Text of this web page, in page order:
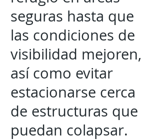
seguras hasta que
las condiciones de
visibilidad mejoren,
así como evitar
estacionarse cerca
de estructuras que
puedan colapsar.